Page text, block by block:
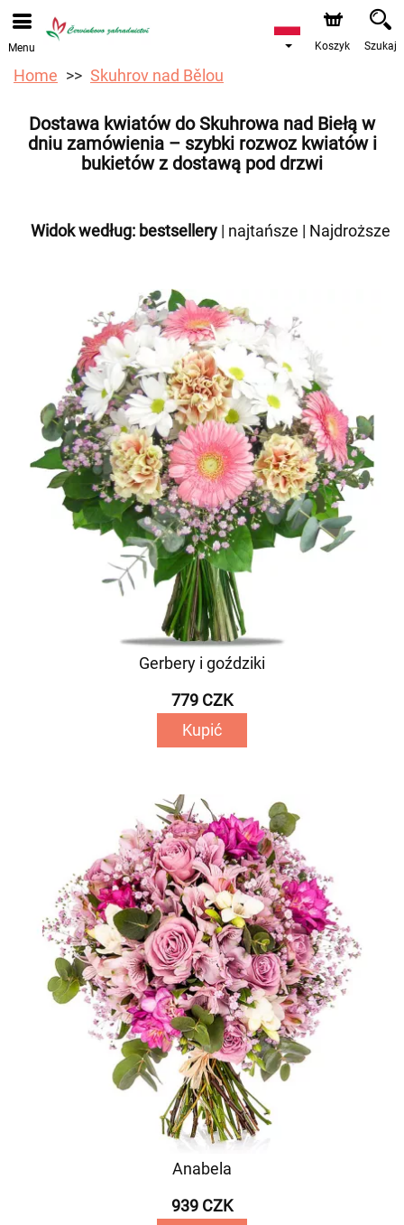
Przyjmujemy zamówienia za pośrednictwem naszego
sklepu internetowego. Najbliższy możliwy termin dostawy
to 12.08.2026 z powodu urlopu.
Menu Koszyk Szukaj
Home Skuhrov nad Bělou
Dostawa kwiatów do Skuhrowa nad Biełą w
dniu zamówienia – szybki rozwoz kwiatów i
bukietów z dostawą pod drzwi
Widok według: bestsellery | najtańsze | Najdroższe
Gerbery i goździki
779 CZK
Kupić
Anabela
939 CZK